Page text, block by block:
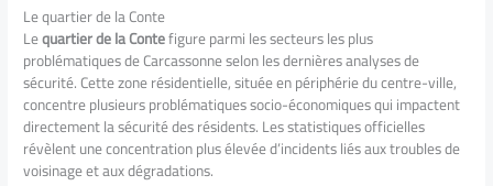
Le quartier de la Conte
Lequartier de la Contefigure parmi les secteurs les plus
problématiques de Carcassonne selon les dernières analyses de
sécurité. Cette zone résidentielle, située en périphérie du centre-ville,
concentre plusieurs problématiques socio-économiques qui impactent
directement la sécurité des résidents. Les statistiques officielles
révèlent une concentration plus élevée d’incidents liés aux troubles de
voisinage et aux dégradations.